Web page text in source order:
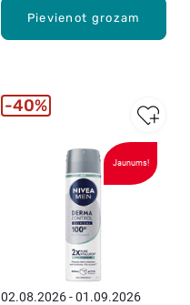
Pievienot grozam
Jaunums!
02.08.2026 - 01.09.2026
40%